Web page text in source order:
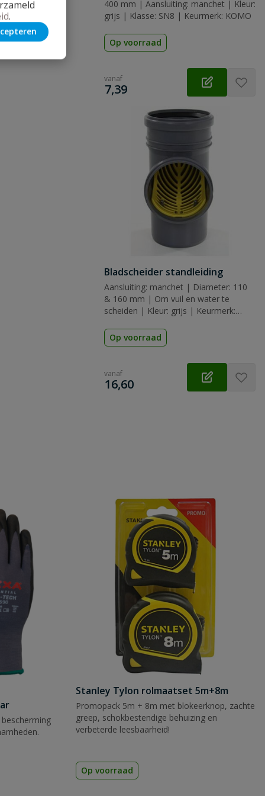
.
400 mm | Aansluiting: manchet | Kleur:
grijs | Klasse: SN8 | Keurmerk: KOMO
Op voorraad
vanaf
€
7,39
Bladscheider standleiding
Aansluiting: manchet | Diameter: 110
& 160 mm | Om vuil en water te
scheiden | Kleur: grijs | Keurmerk:
Op voorraad
vanaf
€
16,60
Stanley Tylon rolmaatset 5m+8m
Promopack 5m + 8m met blokeerknop, zachte
greep, schokbestendige behuizing en
verbeterde leesbaarheid!
Op voorraad